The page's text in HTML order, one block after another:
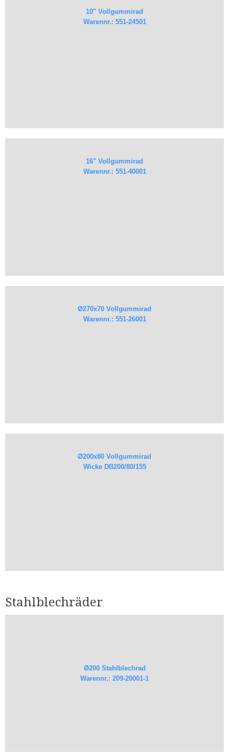
10" Vollgummirad
Warennr.: 551-24501
16" Vollgummirad
Warennr.: 551-40001
Ø270x70 Vollgummirad
Warennr.: 551-26001
Ø200x80 Vollgummirad
Wicke DB200/80/155
Stahlblechräder
Ø200 Stahlblechrad
Warennr.: 209-20001-1